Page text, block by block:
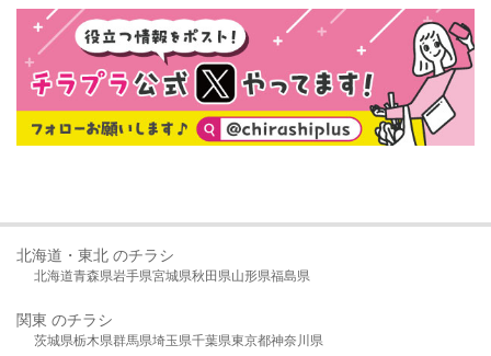
北海道・東北 のチラシ
北海道青森県岩手県宮城県秋田県山形県福島県
関東 のチラシ
茨城県栃木県群馬県埼玉県千葉県東京都神奈川県